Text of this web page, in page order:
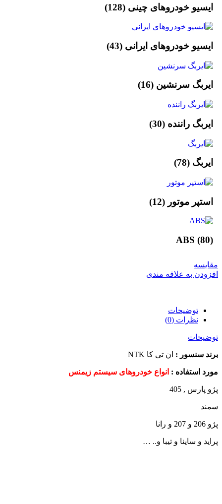
ایسیو خودروهای چینی (128)
ایسیو خودروهای ایرانی (43)
ایربگ سرنشین (16)
ایربگ راننده (30)
ایربگ (78)
استپر موتور (12)
ABS (80)
مقایسه
افزودن به علاقه مندی
توضیحات
نظرات (0)
توضیحات
برند سنسور : ان تی کا NTK
مورد استفاده : انواع خودروهای سیستم زیمنس
پژو پارس , 405
سمند
پژو 206 و 207 و رانا
پراید و ساینا و تیبا و.. …